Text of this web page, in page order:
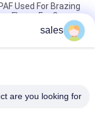
Used For Brazing
Fluxes For Copper
قیمت کارخانه مواد
سفید خالص برای
sales
are you looking for?